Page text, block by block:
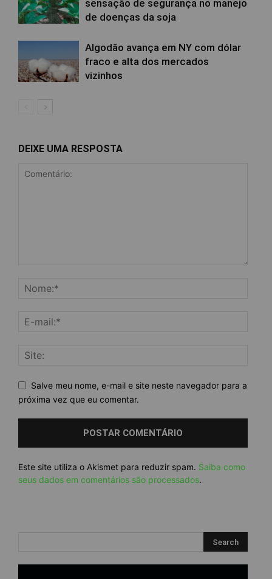
sensação de segurança no manejo
de doenças da soja
Algodão avança em NY com dólar
fraco e alta dos mercados
vizinhos
DEIXE UMA RESPOSTA
Salve meu nome, e-mail e site neste navegador para a
próxima vez que eu comentar.
Este site utiliza o Akismet para reduzir spam. Saiba como
seus dados em comentários são processados.